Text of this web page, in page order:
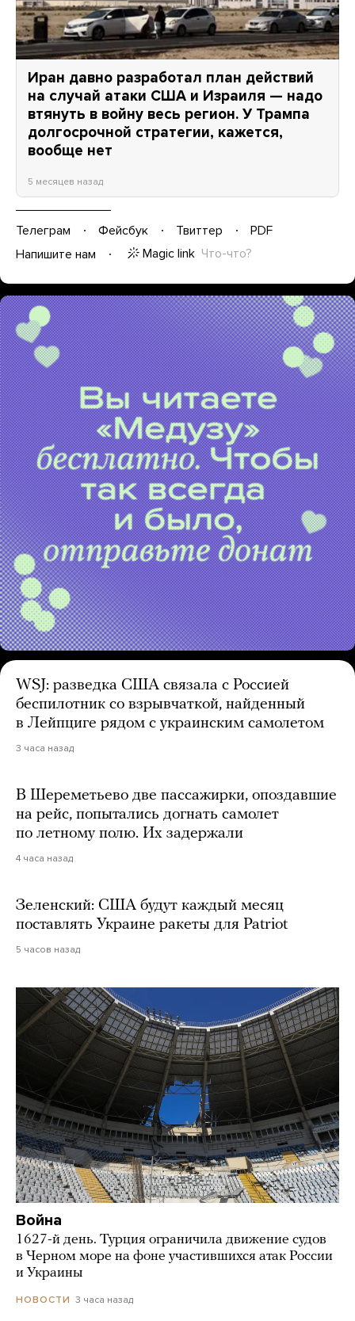
Иран давно разработал план действий
на случай атаки США и Израиля — надо
втянуть в войну весь регион. У Трампа
долгосрочной стратегии, кажется,
вообще нет
5 месяцев назад
Телеграм Фейсбук Твиттер
PDF
Напишите нам
Magic link Что-что?
WSJ: разведка США связала с Россией
беспилотник со взрывчаткой, найденный
в Лейпциге рядом с украинским самолетом
3 часа назад
В Шереметьево две пассажирки, опоздавшие
на рейс, попытались догнать самолет
по летному полю. Их задержали
4 часа назад
Зеленский: США будут каждый месяц
поставлять Украине ракеты для Patriot
5 часов назад
Война
1627-й день. Турция ограничила движение судов
в Черном море на фоне участившихся атак России
и Украины
НОВОСТИ 3 часа назад